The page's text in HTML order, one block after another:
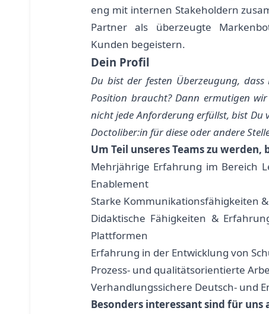
eng mit internen Stakeholdern
Partner als überzeugte
Kunden begeistern.
Dein Profil
Du bist der festen Überzeugung,
Position braucht? Dann ermutigen
nicht jede Anforderung erfüllst, bist
Doctoliber:in für diese oder andere
Um Teil unseres Teams zu
Mehrjährige Erfahrung im Bereich
Enablement
Starke Kommunikationsfähigkeiten
Didaktische Fähigkeiten &
Plattformen
Erfahrung in der Entwicklung von
Prozess- und qualitätsorientierte
Verhandlungssichere Deutsch- und
Besonders interessant sind für uns